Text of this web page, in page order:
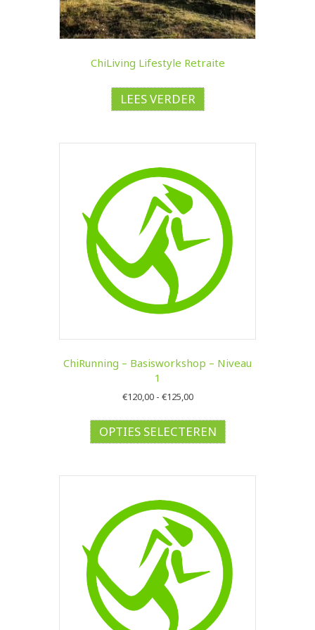
ChiLiving Lifestyle Retraite
LEES VERDER
ChiRunning – Basisworkshop – Niveau
1
€120,00 - €125,00Prijsklasse:
tot
€125,00
OPTIES SELECTEREN
product
heeft
variaties.
worden
op
de
productpagina